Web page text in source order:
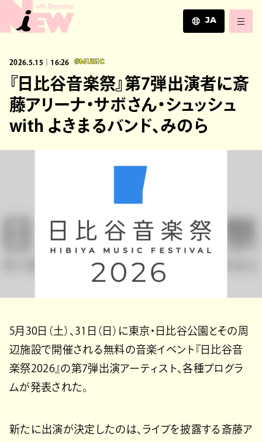
JA
ZH
2026.5.15｜16:26 #MUSIC
『日比谷音楽祭』第7弾出演者に斎
藤アリーナ・サボさん・シュッシュ
with よきまるバンド、みのら
5月30日（土）、31日（日）に東京・日比谷公園とその周
辺施設で開催される無料の音楽イベント『日比谷音
楽祭2026』の第7弾出演アーティスト、各種プログラ
ムが発表された。
新たに出演が決定したのは、ライブを披露する斎藤ア